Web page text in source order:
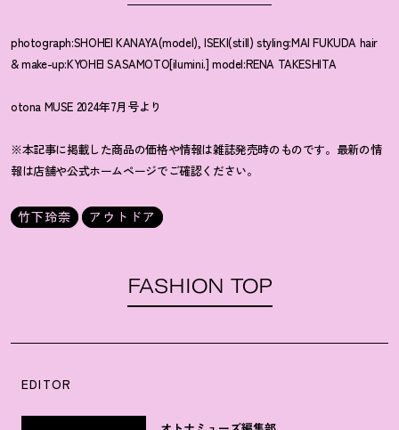
photograph:SHOHEI KANAYA(model), ISEKI(still) styling:MAI FUKUDA hair
& make-up:KYOHEI SASAMOTO[ilumini.] model:RENA TAKESHITA
otona MUSE 2024年7月号より
※本記事に掲載した商品の価格や情報は雑誌発売時のものです。最新の情
報は店舗や公式ホームページでご確認ください。
竹下玲奈 アウトドア
FASHION TOP
EDITOR